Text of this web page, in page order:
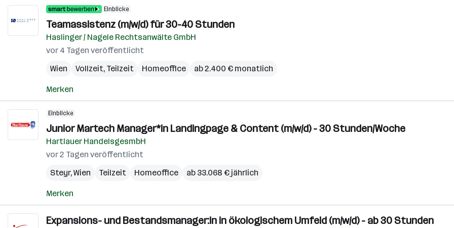
Einblicke
Teamassistenz (m/w/d) für 30-40 Stunden
Haslinger / Nagele Rechtsanwälte GmbH
vor 4 Tagen veröffentlicht
Wien
Vollzeit, Teilzeit Homeoffice ab 2.400 € monatlich
Merken
Einblicke
Junior Martech Manager*in Landingpage & Content (m/w/d) - 30 Stunden/Woche
Hartlauer HandelsgesmbH
vor 2 Tagen veröffentlicht
Steyr,Wien Teilzeit Homeoffice ab 33.068 € jährlich
Merken
Expansions- und Bestandsmanager:in in ökologischem Umfeld (m/w/d) - ab 30 Stunden